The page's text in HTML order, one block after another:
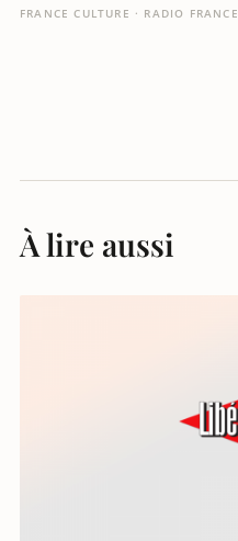
FRANCE CULTURE · RADIO FRANCE
À lire aussi